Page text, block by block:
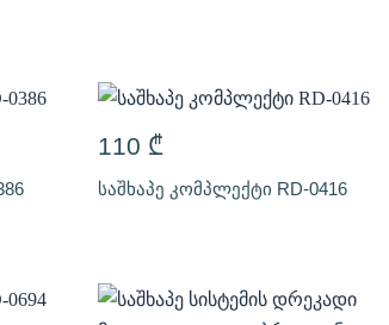
110 ₾
საშხაპე კომპლექტი RD-0416